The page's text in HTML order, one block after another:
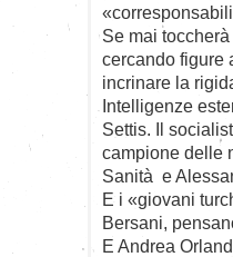
Se mai
cercando figure
incrinare la
Intelligenze
Settis. Il
campione delle
Sanità e
E i «giovani
Bersani,
E Andrea